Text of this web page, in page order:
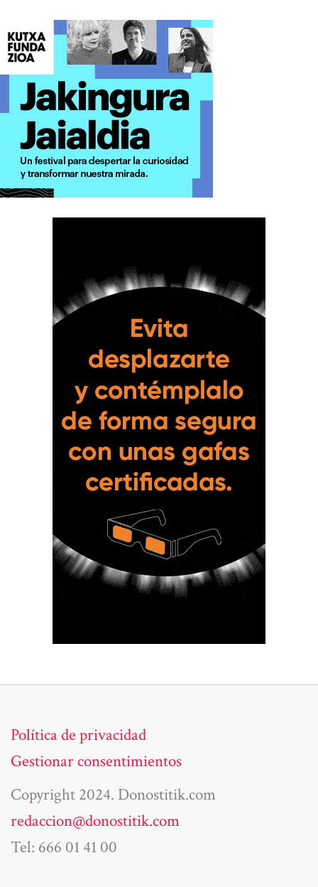
Política de privacidad
Gestionar consentimientos
Copyright 2024. Donostitik.com
redaccion@donostitik.com
Tel: 666 01 41 00